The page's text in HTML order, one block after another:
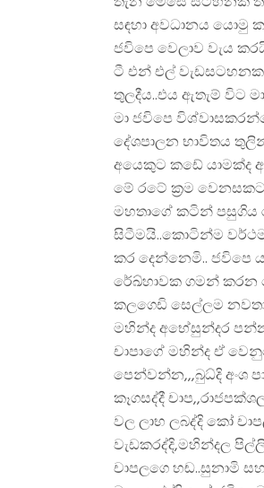
සඳහා අවධානය යොමු
ජවිපෙ වෙලාව වැය
ටී එන් එල්
තුලදීය..එය ඇතැම් විට
මා ජවිපෙ
දේශපාලන භාවිතය
අයෙකුට කඩේ යාමක්ද
මේ රටේ ක්‍රම
මහතාගේ කටින් පසුගිය
සිටීමයි..කොටින්ම
කර දෙන්නෙමි.. ජවිපෙ
රේඛ්හාවක ගමන් කරන
කලගෙඩි සෙල්ලම
මහින්ද අභේසුන්දර
චාපාගේ මහින්ද ඒ
පෙන්වන්න,,,බුධ්දි අංශ
කෑගසද්දී
වල ලාභ ලබද්දි කෝ
වැඩකරද්දි,මහින්දල
චාපලගෙ හඬ..සුනාමි